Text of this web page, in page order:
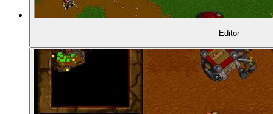
00:45:25 Kriegsnebel und Aufklärung
00:48:29 Neu: Seekrieg
Editor